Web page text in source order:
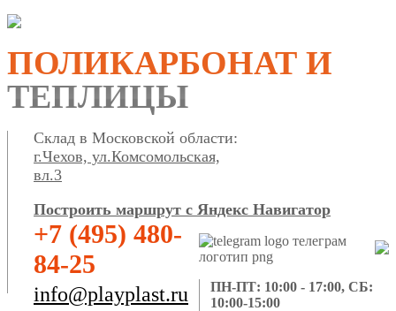
ПОЛИКАРБОНАТ И
ТЕПЛИЦЫ
Склад в Московской области:
г.Чехов, ул.Комсомольская,
вл.3
Построить маршрут с Яндекс Навигатор
+7 (495) 480-
84-25
info@playplast.ru
ПН-ПТ: 10:00 - 17:00, СБ:
10:00-15:00